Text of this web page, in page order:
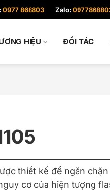
0977 868803 Zalo:
HIỆU ĐỐI TÁC
thiết kế để ngăn
cơ của hiện tượng